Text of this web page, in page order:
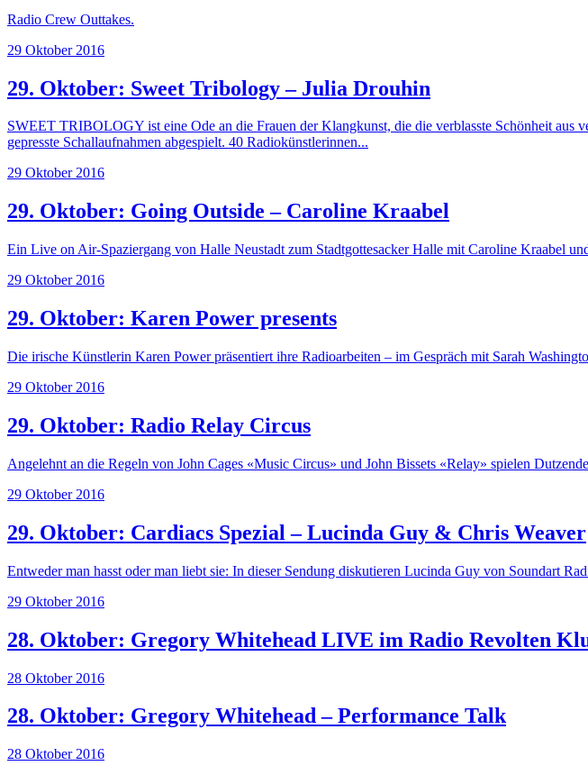
Radio Crew Outtakes.
29 Oktober 2016
29. Oktober: Sweet Tribology – Julia Drouhin
SWEET TRIBOLOGY ist eine Ode an die Frauen der Klangkunst, die die verblasste Schönheit aus
gepresste Schallaufnahmen abgespielt. 40 Radiokünstlerinnen...
29 Oktober 2016
29. Oktober: Going Outside – Caroline Kraabel
Ein Live on Air-Spaziergang von Halle Neustadt zum Stadtgottesacker Halle mit Caroline Kraabel
29 Oktober 2016
29. Oktober: Karen Power presents
Die irische Künstlerin Karen Power präsentiert ihre Radioarbeiten – im Gespräch mit Sarah
29 Oktober 2016
29. Oktober: Radio Relay Circus
Angelehnt an die Regeln von John Cages «Music Circus» und John Bissets «Relay» spielen
29 Oktober 2016
29. Oktober: Cardiacs Spezial – Lucinda Guy & Chris Weaver
Entweder man hasst oder man liebt sie: In dieser Sendung diskutieren Lucinda Guy von Soundart
29 Oktober 2016
28. Oktober: Gregory Whitehead LIVE im Radio Revolten
28 Oktober 2016
28. Oktober: Gregory Whitehead – Performance Talk
28 Oktober 2016